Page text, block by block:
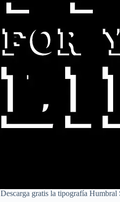
Descarga gratis la tipografía